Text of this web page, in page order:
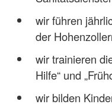
wir führen
der
wir trainieren
Hilfe“ und
wir bilden